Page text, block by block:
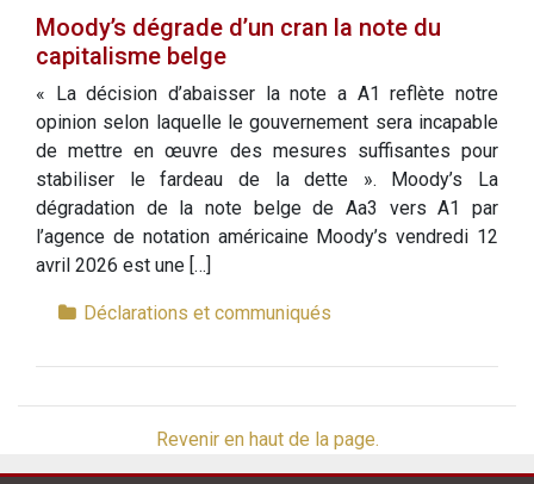
Moody’s dégrade d’un cran la note du
capitalisme belge
« La décision d’abaisser la note a A1 reflète notre
opinion selon laquelle le gouvernement sera incapable
de mettre en œuvre des mesures suffisantes pour
stabiliser le fardeau de la dette ». Moody’s La
dégradation de la note belge de Aa3 vers A1 par
l’agence de notation américaine Moody’s vendredi 12
avril 2026 est une […]
Déclarations et communiqués
Revenir en haut de la page.